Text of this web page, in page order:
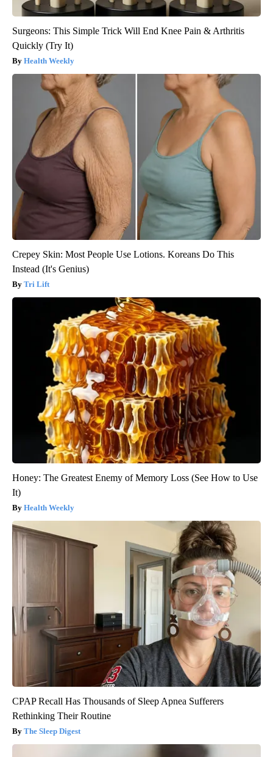
Surgeons: This Simple Trick Will End Knee Pain & Arthritis
Quickly (Try It)
Health Weekly
Crepey Skin: Most People Use Lotions. Koreans Do This
Instead (It's Genius)
Tri Lift
Honey: The Greatest Enemy of Memory Loss (See How to Use
It)
Health Weekly
CPAP Recall Has Thousands of Sleep Apnea Sufferers
Rethinking Their Routine
The Sleep Digest